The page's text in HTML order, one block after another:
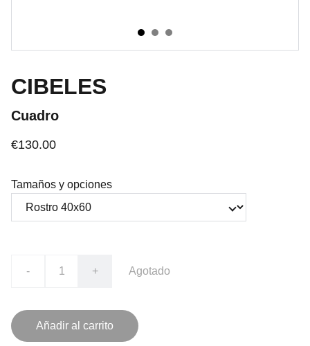
CIBELES
Cuadro
€130.00
Tamaños y opciones
- + Agotado
Añadir al carrito